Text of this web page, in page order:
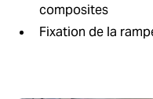
composites
Fixation de la